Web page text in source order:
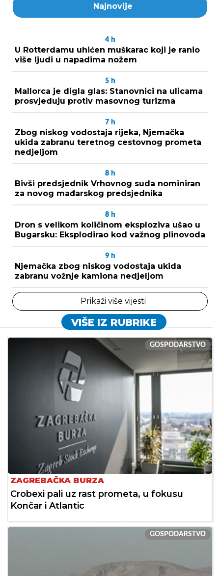
Najnovije
4 h
U Rotterdamu uhićen muškarac koji je ranio
više ljudi u napadima nožem
5 h
Mallorca je digla glas: Stanovnici na ulicama
prosvjeduju protiv masovnog turizma
7 h
Zbog niskog vodostaja rijeka, Njemačka
ukida zabranu teretnog cestovnog prometa
nedjeljom
8 h
Bivši predsjednik Vrhovnog suda nominiran
za novog mađarskog predsjednika
8 h
Dron s velikom količinom eksploziva ušao u
Bugarsku: Eksplodirao kod važnog plinovoda
9 h
Njemačka zbog niskog vodostaja ukida
zabranu vožnje kamiona nedjeljom
Prikaži više vijesti
VIŠE IZ RUBRIKE
GOSPODARSTVO
ZAGREBAČKA BURZA
Crobexi pali uz rast prometa, u fokusu
Končar i Atlantic
GOSPODARSTVO